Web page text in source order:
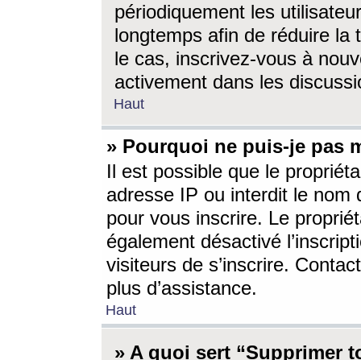
périodiquement les
longtemps afin de réduire la
le cas, inscrivez-vous à
activement dans les
Haut
» Pourquoi ne puis-je pas
Il est possible que le
adresse IP ou interdit le nom
pour vous inscrire. Le
également désactivé
visiteurs de s’inscrire.
plus d’assistance.
Haut
» A quoi sert “Supprimer